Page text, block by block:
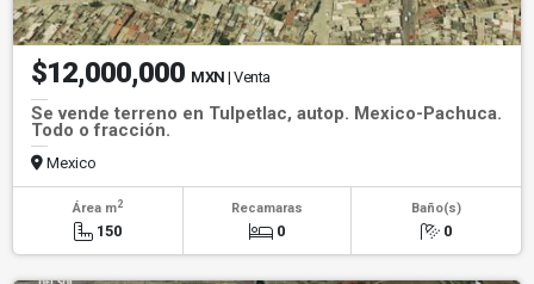
$12,000,000 MXN | Venta
Se vende terreno en Tulpetlac, autop. Mexico-Pachuca.
Todo o fracción.
Mexico
Área m2
150
Recamaras
0
Baño(s)
0